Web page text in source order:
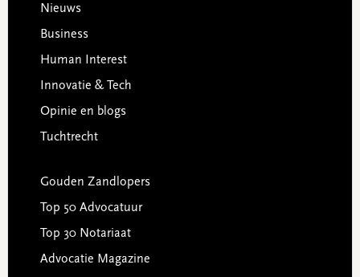
Footer
Nieuws
Business
Human Interest
Innovatie & Tech
Opinie en blogs
Tuchtrecht
Gouden Zandlopers
Top 50 Advocatuur
Top 30 Notariaat
Advocatie Magazine